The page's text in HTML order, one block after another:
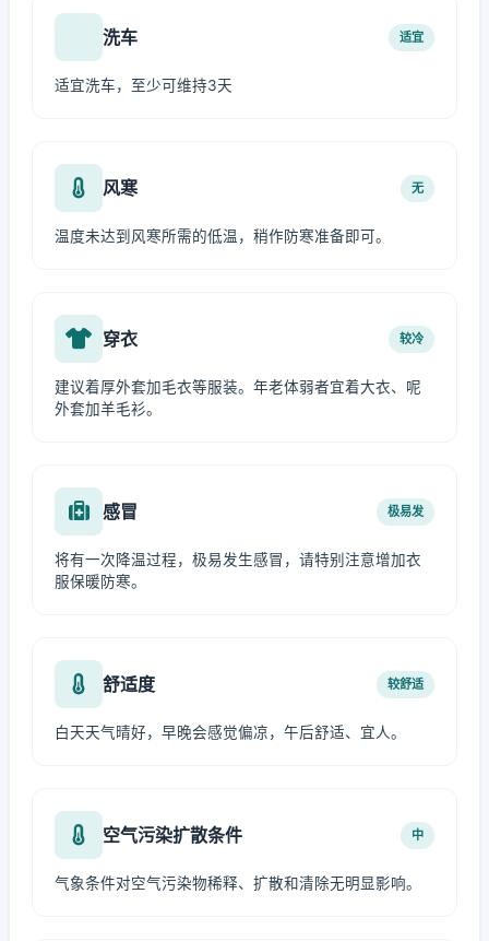
洗车 适宜
适宜洗车，至少可维持3天
风寒 无
温度未达到风寒所需的低温，稍作防寒准备即可。
穿衣 较冷
建议着厚外套加毛衣等服装。年老体弱者宜着大衣、呢
外套加羊毛衫。
感冒 极易发
将有一次降温过程，极易发生感冒，请特别注意增加衣
服保暖防寒。
舒适度 较舒适
白天天气晴好，早晚会感觉偏凉，午后舒适、宜人。
空气污染扩散条件 中
气象条件对空气污染物稀释、扩散和清除无明显影响。